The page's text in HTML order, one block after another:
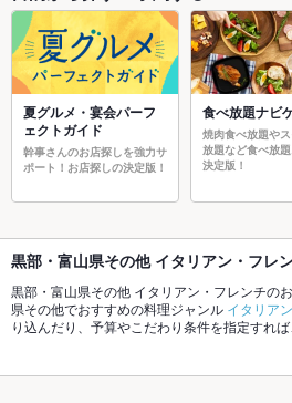
夏グルメ・宴会パーフ
ェクトガイド
幹事さんのお店探しを強力サ
ポート！お店探しの決定版！
食べ放題ナビ
焼肉食べ放題や
放題など食べ放
決定版！
黒部・富山県その他 イタリアン・フレ
黒部・富山県その他 イタリアン・フレンチの
県その他でおすすめの料理ジャンル イタリアン
り込んだり、予算やこだわり条件を指定すれ
や
最新情報をご紹介しているので安心！24時間